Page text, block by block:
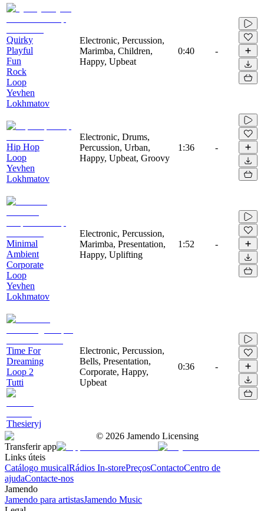
Quirky
Playful
Fun
Rock
Loop
Yevhen
Lokhmatov
Electronic, Percussion,
Marimba, Children,
Happy, Upbeat
0:40 -
Hip Hop
Loop
Yevhen
Lokhmatov
Electronic, Drums,
Percussion, Urban,
Happy, Upbeat, Groovy
1:36 -
Minimal
Ambient
Corporate
Loop
Yevhen
Lokhmatov
Electronic, Percussion,
Marimba, Presentation,
Happy, Uplifting
1:52 -
Time For
Dreaming
Loop 2
Tutti
Thesieryj
Electronic, Percussion,
Bells, Presentation,
Corporate, Happy,
Upbeat
0:36 -
© 2026 Jamendo Licensing
Transferir app
Links úteis
Catálogo musicalRádios In-storePreçosContactoCentro de
ajudaContacte-nos
Jamendo
Jamendo para artistasJamendo Music